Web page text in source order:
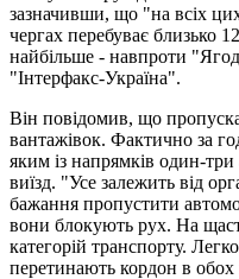
зазначивши, що "на всіх
чергах перебуває близько
найбільше - навпроти
"Інтерфакс-Україна".
Він повідомив, що
вантажівок. Фактично за
яким із напрямків один-три
виїзд. "Усе залежить від
бажання пропустити
вони блокують рух. На
категорій транспорту.
перетинають кордон в